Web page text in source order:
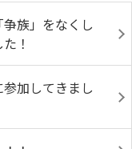
族」をなくし
！
加してきまし